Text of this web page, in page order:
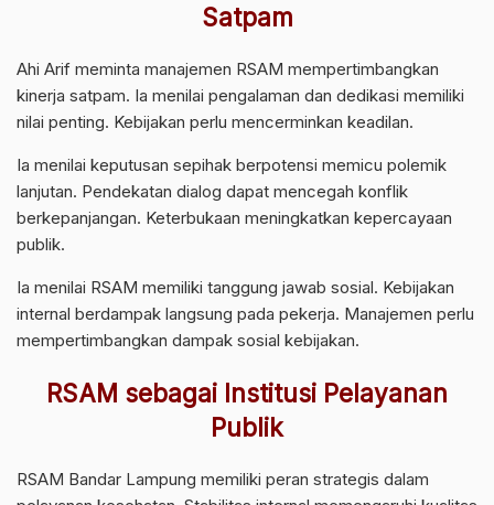
Satpam
Ahi Arif meminta manajemen RSAM mempertimbangkan
kinerja satpam. Ia menilai pengalaman dan dedikasi memiliki
nilai penting. Kebijakan perlu mencerminkan keadilan.
Ia menilai keputusan sepihak berpotensi memicu polemik
lanjutan. Pendekatan dialog dapat mencegah konflik
berkepanjangan. Keterbukaan meningkatkan kepercayaan
publik.
Ia menilai RSAM memiliki tanggung jawab sosial. Kebijakan
internal berdampak langsung pada pekerja. Manajemen perlu
mempertimbangkan dampak sosial kebijakan.
RSAM sebagai Institusi Pelayanan
Publik
RSAM Bandar Lampung memiliki peran strategis dalam